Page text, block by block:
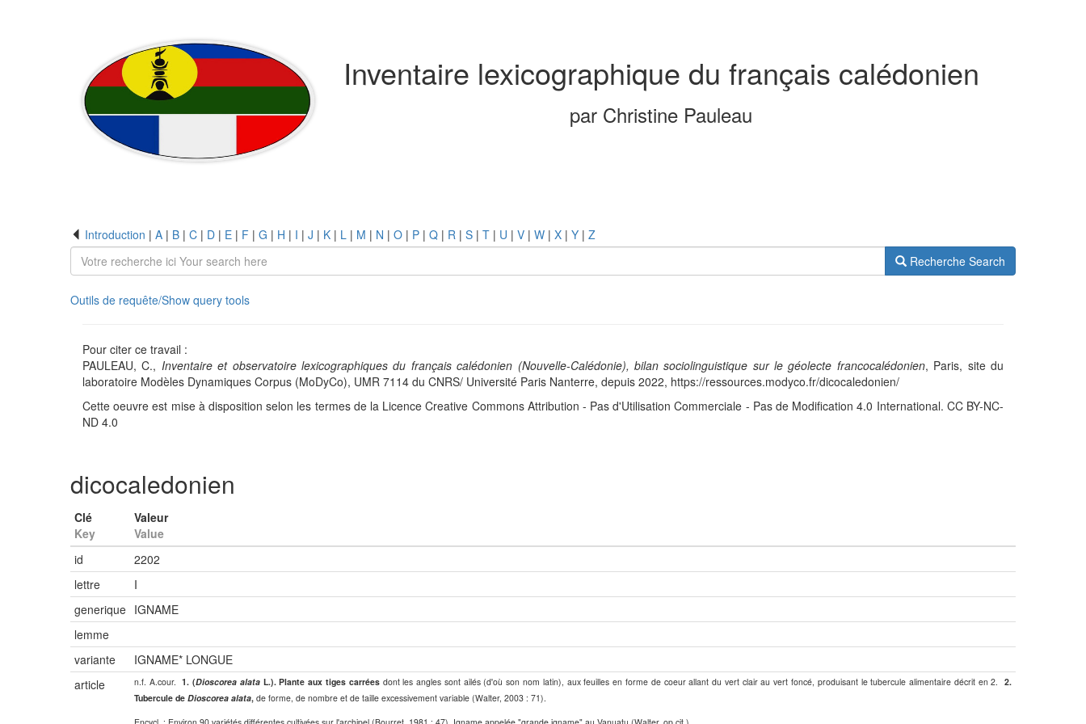
Inventaire lexicographique du français calédonien
par Christine Pauleau
Introduction | A | B | C | D | E | F | G | H | I | J | K | L | M | N | O | P | Q | R | S | T | U | V | W | X | Y | Z
Recherche Search
Outils de requête/Show query tools
Pour citer ce travail :
PAULEAU, C., Inventaire et observatoire lexicographiques du français calédonien (Nouvelle-Calédonie), bilan sociolinguistique sur le géolecte francocalédonien, Paris, site du
laboratoire Modèles Dynamiques Corpus (MoDyCo), UMR 7114 du CNRS/ Université Paris Nanterre, depuis 2022, https://ressources.modyco.fr/dicocaledonien/
Cette oeuvre est mise à disposition selon les termes de la Licence Creative Commons Attribution - Pas d'Utilisation Commerciale - Pas de Modification 4.0 International. CC BY-NC-
ND 4.0
dicocaledonien
Clé
Key
Valeur
Value
id
2202
lettre
I
generique IGNAME
lemme
variante
IGNAME* LONGUE
article
n.f. A.cour. 1. (Dioscorea alataL.). Plante aux tiges carréesdont les angles sont ailés (d'où son nom latin), aux feuilles en forme de coeur allant du vert clair au vert foncé, produisant le tubercule alimentaire décrit en 2.2.
Tubercule de Dioscorea alata, de forme, de nombre et de taille excessivement variable (Walter, 2003 : 71).